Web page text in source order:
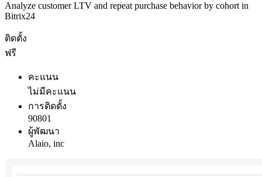
Analyze customer LTV and repeat purchase behavior by cohort in
Bitrix24
ติดตั้ง
ฟรี
คะแนน
ไม่มีคะแนน
การติดตั้ง
90801
ผู้พัฒนา
Alaio, inc